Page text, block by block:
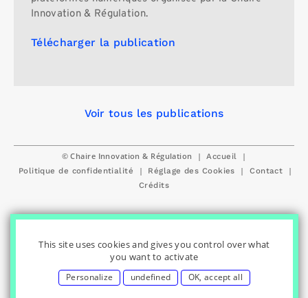
Innovation & Régulation.
Télécharger la publication
Voir tous les publications
© Chaire Innovation & Régulation | Accueil |
Politique de confidentialité | Réglage des Cookies | Contact |
Crédits
This site uses cookies and gives you control over what
you want to activate
Personalize undefined OK, accept all